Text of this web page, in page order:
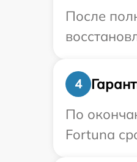
После
4
По
Fortuna